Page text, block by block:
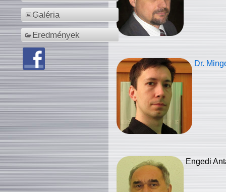
Galéria
Eredmények
Dr.
Engedi